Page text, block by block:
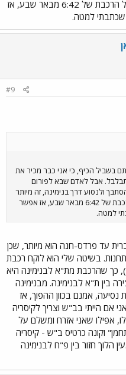
מיותר לחלוטין. אם כבר עולים על הרכבת של 6:42 מבאר שבע, אז
למטה.
#9
בשביל הכיף, כי אני כבר מכיר את
אבל לאדם שבא לפורום
ולנסוע דרך בנימינה, זה מיותר
לחלוטין. אם כבר עולים על הרכבת של 6:42 מבאר שבע, אז אפשר
למטה.
עד פרדס-חנה הוא מיותר, שכן
בשיטה שלי הוא לוקח רכבת
כך שהרכבת מת"א לבנימינה היא
בין ת"א לבנימינה. מבנימינה
זה 3 עד 5 דקות נסיעה, אמנם בכוון ההפוך, אז
אם הייתי בב"ש וצריך לקיסריה
אפילו שאני אזרח ומשלם על
וקונה כרטיס ב"ש - קיסריה
חזור בין פ"ח לבנימינה